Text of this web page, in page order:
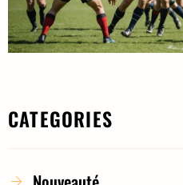
CATEGORIES